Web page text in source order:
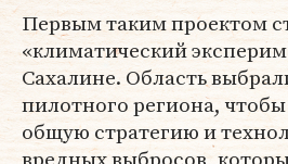
Первым таким проектом
«климатический
Сахалине. Область
пилотного региона,
общую стратегию и